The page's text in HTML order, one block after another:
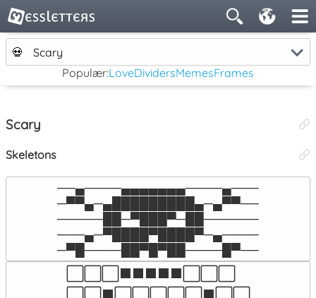
💀
Scary
Populær:LoveDividersMemesFrames
Scary
Skeletons
──▄────▄▄▄▄▄▄▄────▄───
─▀▀▄─▄█████████▄─▄▀▀──
─────██─▀███▀─██──────
───▄─▀████▀████▀─▄────
─▀█────██▀█▀██────█▀──